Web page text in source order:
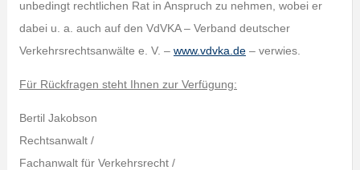
unbedingt rechtlichen Rat in Anspruch zu nehmen, wobei er
dabei u. a. auch auf den VdVKA – Verband deutscher
Verkehrsrechtsanwälte e. V. – www.vdvka.de– verwies.
Für Rückfragen steht Ihnen zur Verfügung:
Bertil Jakobson
Rechtsanwalt /
Fachanwalt für Verkehrsrecht /